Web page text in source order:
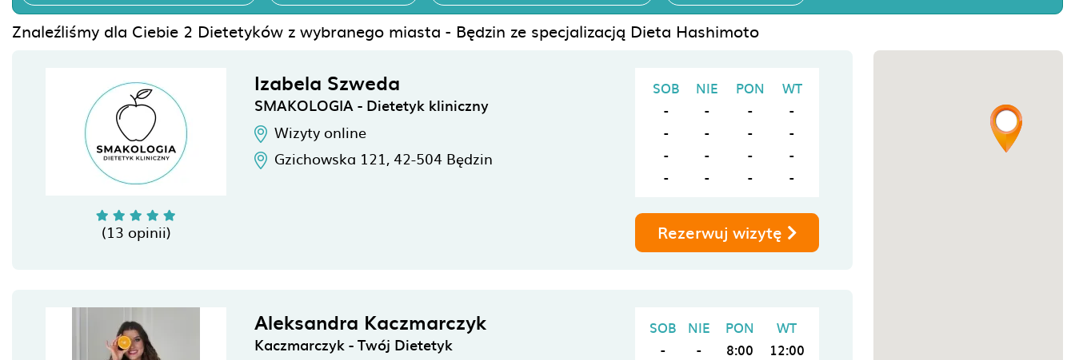
Znaleźliśmy dla Ciebie 2 Dietetyków z wybranego miasta - Będzin ze specjalizacją Dieta Hashimoto
(13 opinii)
Izabela Szweda
SMAKOLOGIA - Dietetyk kliniczny
Wizyty online
Gzichowska 121, 42-504 Będzin
SOB NIE PON
WT
-
- -
-
-
- -
-
-
- -
-
-
- - -
Rezerwuj wizytę
Aleksandra Kaczmarczyk
Kaczmarczyk - Twój Dietetyk
SOB NIE PON
WT
-
- 8:00
12:00